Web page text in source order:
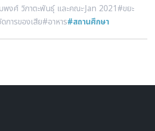
พงศ์ วิภาตะพันธุ์ และคณะ·Jan 2021#ขยะ
การของเสีย#อาหาร#สถานศึกษา